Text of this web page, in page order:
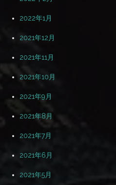
2022年1月
2021年12月
2021年11月
2021年10月
2021年9月
2021年8月
2021年7月
2021年6月
2021年5月